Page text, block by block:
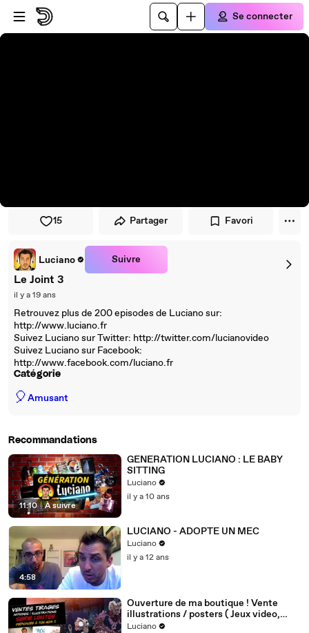
Passer au player
Passer au contenu principal
Se connecter
15 Partager Favori
Luciano Suivre
Le Joint 3
il y a 19 ans
Retrouvez plus de 200 episodes de Luciano sur:
http://www.luciano.fr
Suivez Luciano sur Twitter: http://twitter.com/lucianovideo
Suivez Luciano sur Facebook:
http://www.facebook.com/luciano.fr
Catégorie
🎈Amusant
Recommandations
11:10 | À suivre
GENERATION LUCIANO : LE BABY
SITTING
Luciano
il y a 10 ans
4:58
LUCIANO - ADOPTE UN MEC
Luciano
il y a 12 ans
Ouverture de ma boutique ! Vente
illustrations / posters ( Jeux video,
Luciano et Nicolin )
Luciano